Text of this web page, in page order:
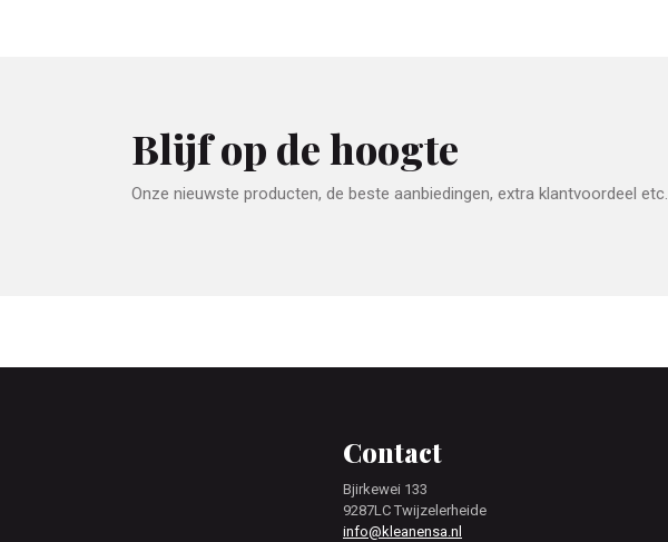
Blijf op de hoogte
Onze nieuwste producten, de beste aanbiedingen, extra klantvoordeel etc.
Contact
Bjirkewei 133
9287LC Twijzelerheide
info@kleanensa.nl